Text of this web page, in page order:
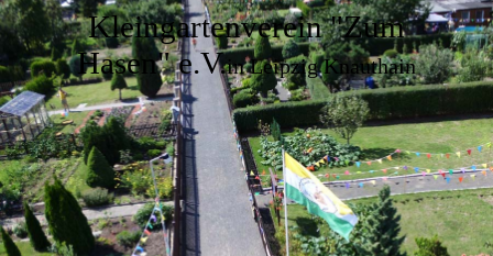
Kleingartenverein "Zum
Hasen" e.V.in Leipzig Knauthain